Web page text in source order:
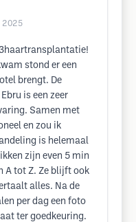
2025
stond er een
brengt. De
is een zeer
Samen met
en zou ik
is helemaal
zijn even 5 min
A tot Z. Ze blijft ook
alles. Na de
per dag een foto
ter goedkeuring.